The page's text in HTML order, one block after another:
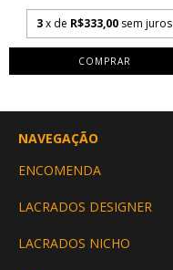
3x de R$333,00 sem juros
COMPRAR
NAVEGAÇÃO
ENCOMENDA
LACRADOS DESIGNER
LACRADOS NICHO